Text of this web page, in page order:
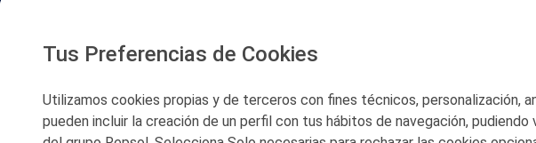
Flickr
Tus Preferencias de Cookies
Utilizamos cookies propias y de terceros con fines técnicos, personalización,
pueden incluir la creación de un perfil con tus hábitos de navegación,